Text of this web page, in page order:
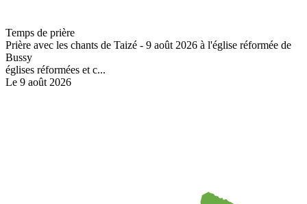
Temps de prière
Prière avec les chants de Taizé - 9 août 2026 à l'église réformée de
Bussy
églises réformées et c...
Le 9 août 2026